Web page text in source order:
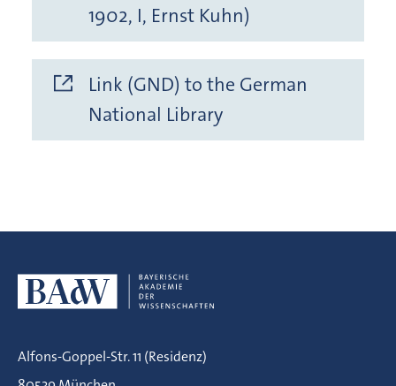
1902, I, Ernst Kuhn)
Link (GND) to the German
National Library
Alfons-Goppel-Str. 11 (Residenz)